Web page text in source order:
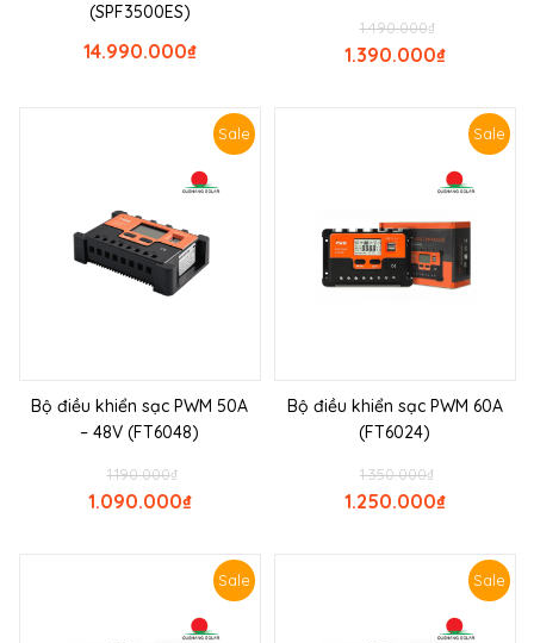
(SPF3500ES)
₫
14.990.000
₫
1.490.000
₫
1.390.000
Sale
Bộ điều khiển sạc PWM 50A
– 48V (FT6048)
₫
1.190.000
₫
1.090.000
Sale
Bộ điều khiển sạc PWM 60A
(FT6024)
₫
1.350.000
₫
1.250.000
Sale Sale